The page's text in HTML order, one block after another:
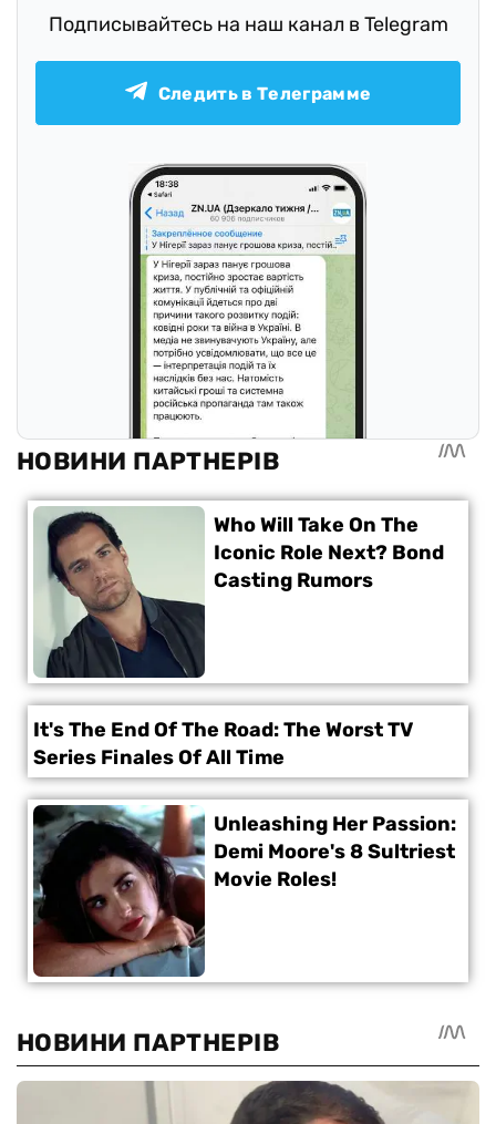
Подписывайтесь на наш канал в Telegram
Следить в Телеграмме